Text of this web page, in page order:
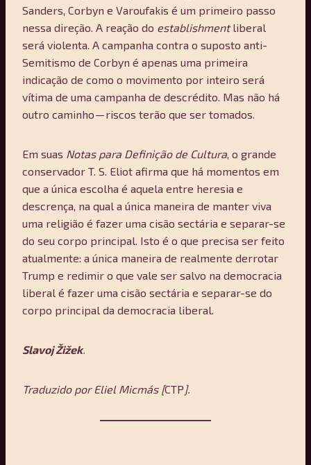
Sanders, Corbyn e Varoufakis é um primeiro passo
nessa direção. A reação do establishmentliberal
será violenta. A campanha contra o suposto anti-
Semitismo de Corbyn é apenas uma primeira
indicação de como o movimento por inteiro será
vítima de uma campanha de descrédito. Mas não há
outro caminho — riscos terão que ser tomados.
Em suas Notas para Definição de Cultura , o grande
conservador T. S. Eliot afirma que há momentos em
que a única escolha é aquela entre heresia e
descrença, na qual a única maneira de manter viva
uma religião é fazer uma cisão sectária e separar-se
do seu corpo principal. Isto é o que precisa ser feito
atualmente: a única maneira de realmente derrotar
Trump e redimir o que vale ser salvo na democracia
liberal é fazer uma cisão sectária e separar-se do
corpo principal da democracia liberal.
Slavoj Žižek.
Traduzido por Eliel Micmás [CTP ].